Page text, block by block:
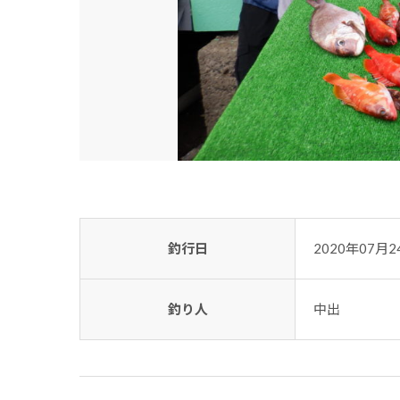
釣行日 2020年07月
釣り人 中出